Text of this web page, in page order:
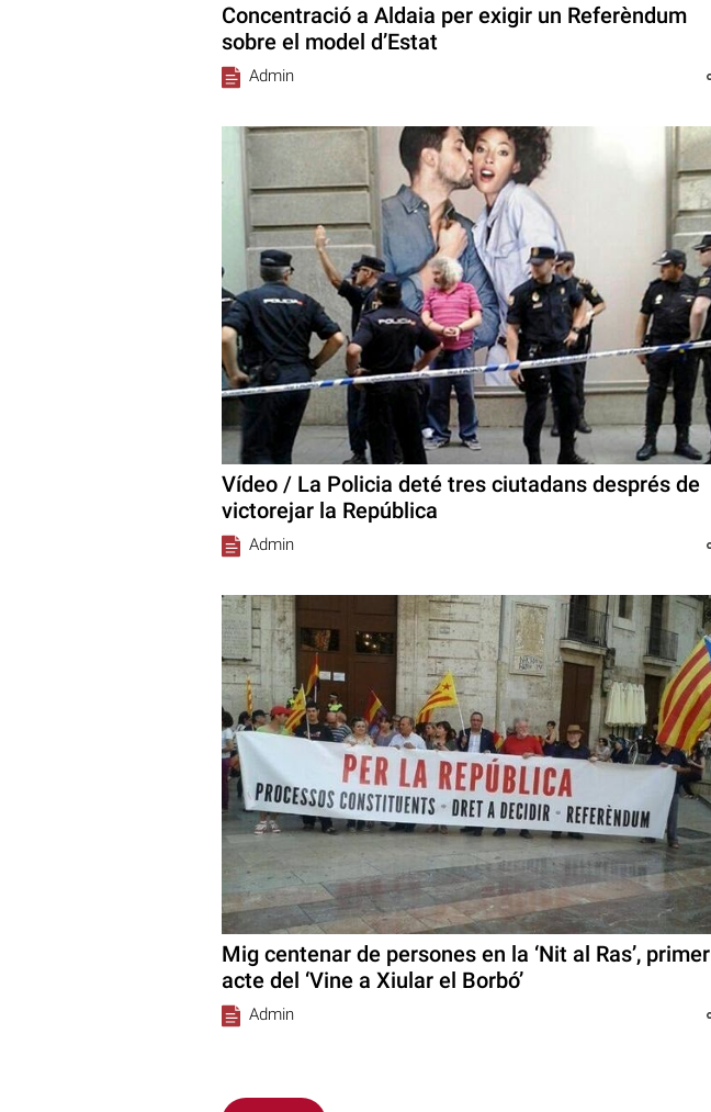
Concentració a Aldaia per exigir un Referèndum
sobre el model d’Estat
Admin
Vídeo / La Policia deté tres ciutadans després de
victorejar la República
Admin
Mig centenar de persones en la ‘Nit al Ras’, primer
acte del ‘Vine a Xiular el Borbó’
Admin